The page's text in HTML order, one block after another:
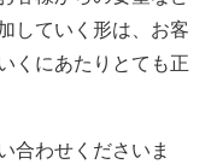
していく形は、お客
くにあたりとても正
合わせくださいま